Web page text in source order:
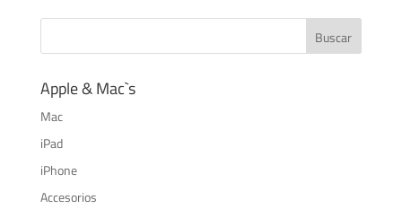
Apple & Mac`s
Mac
iPad
iPhone
Accesorios